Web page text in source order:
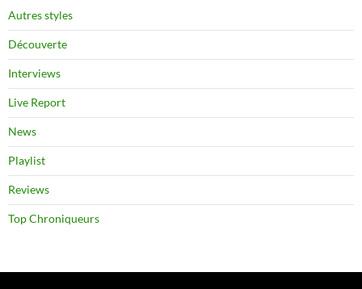
Autres styles
Découverte
Interviews
Live Report
News
Playlist
Reviews
Top Chroniqueurs